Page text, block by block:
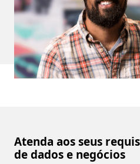
Atenda aos seus
de dados e negócios